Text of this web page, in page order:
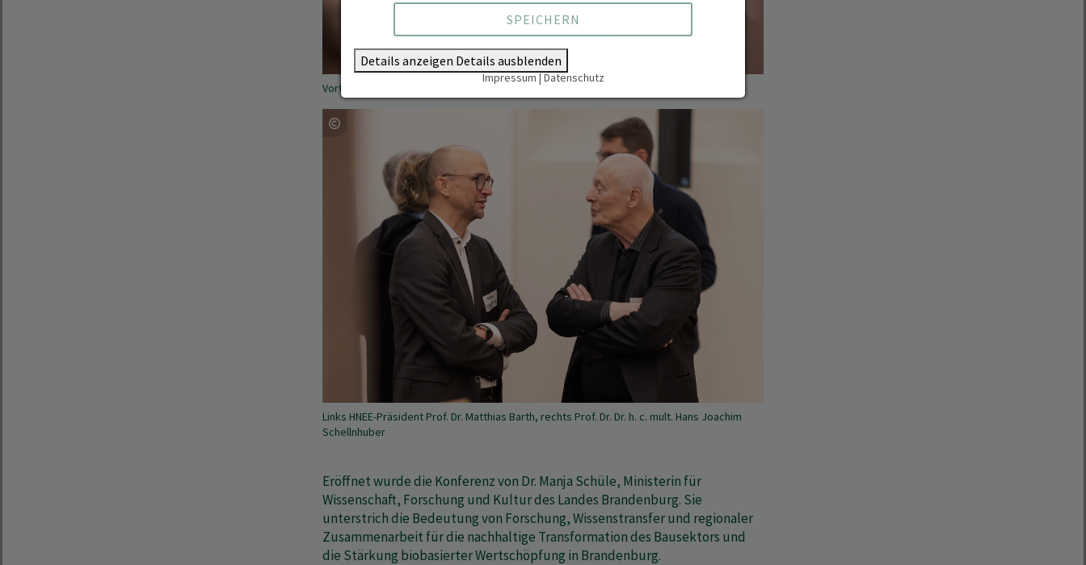
Vortrag Dr. Ferréol Berendt
Links HNEE-Präsident Prof. Dr. Matthias Barth, rechts Prof. Dr. Dr. h. c. mult. Hans Joachim
Schellnhuber
Eröffnet wurde die Konferenz von Dr. Manja Schüle, Ministerin für
Wissenschaft, Forschung und Kultur des Landes Brandenburg. Sie
unterstrich die Bedeutung von Forschung, Wissenstransfer und regionaler
Zusammenarbeit für die nachhaltige Transformation des Bausektors und
die Stärkung biobasierter Wertschöpfung in Brandenburg.
SPEICHERN
Details anzeigen Details ausblenden
Impressum|Datenschutz